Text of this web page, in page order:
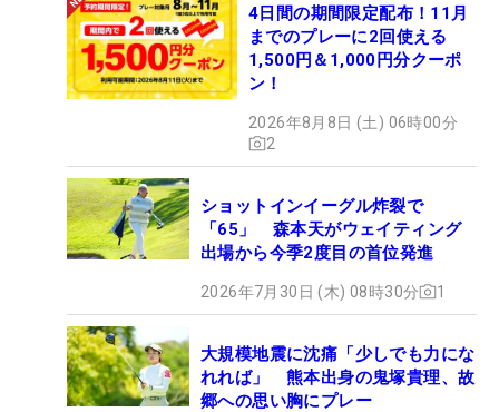
4日間の期間限定配布！11月
までのプレーに2回使える
1,500円＆1,000円分クーポ
ン！
2026年8月8日 (土) 06時00分
2
ショットインイーグル炸裂で
「65」 森本天がウェイティング
出場から今季2度目の首位発進
2026年7月30日 (木) 08時30分 1
大規模地震に沈痛「少しでも力にな
れれば」 熊本出身の鬼塚貴理、故
郷への思い胸にプレー